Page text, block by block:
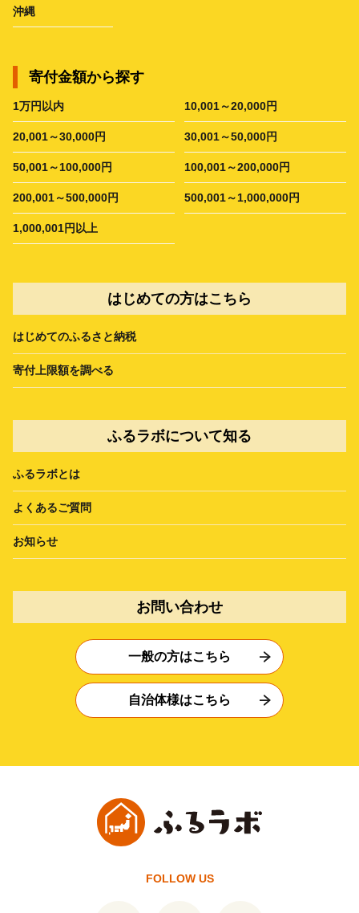
沖縄
寄付金額から探す
1万円以内 10,001～20,000円
20,001～30,000円 30,001～50,000円
50,001～100,000円 100,001～200,000円
200,001～500,000円 500,001～1,000,000円
1,000,001円以上
はじめての方はこちら
はじめてのふるさと納税
寄付上限額を調べる
ふるラボについて知る
ふるラボとは
よくあるご質問
お知らせ
お問い合わせ
一般の方はこちら
自治体様はこちら
FOLLOW US